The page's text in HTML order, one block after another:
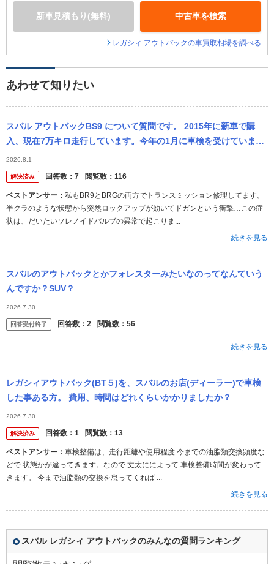
新車見積もり(無料) 中古車を検索
レガシィ アウトバックの車買取相場を調べる
あわせて知りたい
スバル アウトバックBS9 について質問です。 2015年に新車で購
入、現在7万キロ走行しています。今年の1月に車検を受けていま
す。半年ごとの点検パックも実施して来ました。が、先日予期せぬ
トラン...
2026.8.1
解決済み 回答数： 7 閲覧数： 116
ベストアンサー： 私もBR9とBRGの両方でトランスミッション修理してます。
半クラのような状態から突然ロックアップが効いてドガンという衝撃…この症
状は、だいたいソレノイドバルブの異常で起こりま...
続きを見る
スバルのアウトバックとかフォレスターみたいなのってなんていう
んですか？SUV？
2026.7.30
回答受付終了 回答数： 2 閲覧数： 56
続きを見る
レガシィアウトバック(BT５)を、スバルのお店(ディーラー)で車検
した事ある方。 費用、時間はどれくらいかかりましたか？
2026.7.30
解決済み 回答数： 1 閲覧数： 13
ベストアンサー： 車検整備は、走行距離や使用程度 今までの油脂類交換頻度な
どで 状態かが違ってきます。なので 丈太にによって 車検整備時間が変わって
きます。 今まで油脂類の交換を怠ってくれば ...
続きを見る
スバル レガシィ アウトバックのみんなの質問ランキング